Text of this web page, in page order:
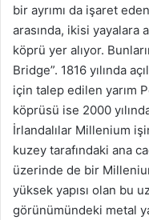
bir ayrımı da işaret
arasında, ikisi yayalara
köprü yer alıyor.
Bridge”. 1816 yılında
için talep edilen yarım
köprüsü ise 2000
İrlandalılar Millenium
kuzey tarafındaki ana
üzerinde de bir
yüksek yapısı olan bu
görünümündeki metal